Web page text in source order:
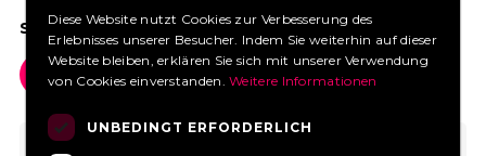
SOCIAL MEDIA
Diese Website nutzt Cookies zur Verbesserung des
Erlebnisses unserer Besucher. Indem Sie weiterhin auf dieser
Website bleiben, erklären Sie sich mit unserer Verwendung
von Cookies einverstanden.Weitere Informationen
UNBEDINGT ERFORDERLICH